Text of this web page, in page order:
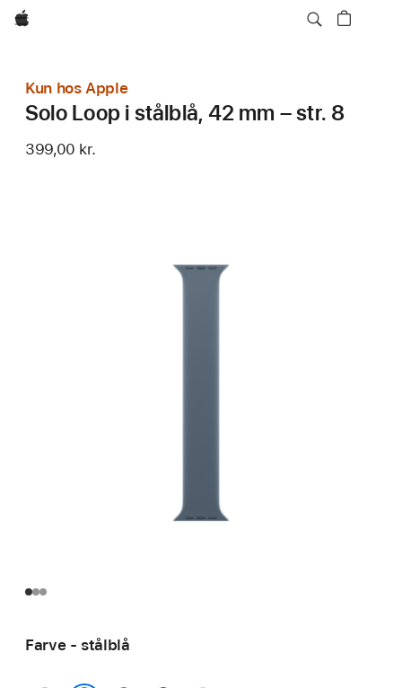
Apple
Kun hos Apple
Solo Loop i stålblå, 42 mm – str. 8
399,00 kr.
Farve - stålblå